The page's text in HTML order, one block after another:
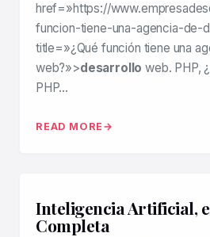
href=»https://
funcion-tiene-una-agencia-de-
title=»¿Qué función tiene una
web?»>desarrollo web. PHP,
PHP…
READ MORE
Inteligencia Artificial,
Completa